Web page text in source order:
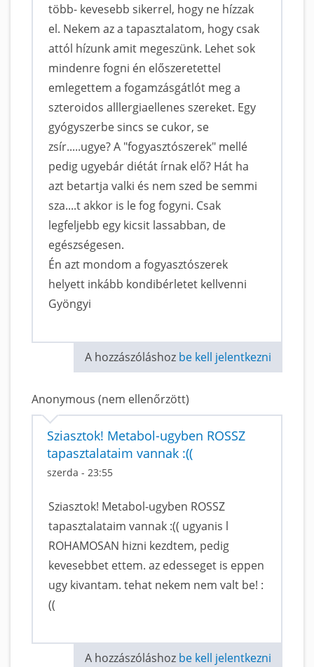
több- kevesebb sikerrel, hogy ne hízzak
el. Nekem az a tapasztalatom, hogy csak
attól hízunk amit megeszünk. Lehet sok
mindenre fogni én előszeretettel
emlegettem a fogamzásgátlót meg a
szteroidos alllergiaellenes szereket. Egy
gyógyszerbe sincs se cukor, se
zsír.....ugye? A "fogyasztószerek" mellé
pedig ugyebár diétát írnak elő? Hát ha
azt betartja valki és nem szed be semmi
sza....t akkor is le fog fogyni. Csak
legfeljebb egy kicsit lassabban, de
egészségesen.
Én azt mondom a fogyasztószerek
helyett inkább kondibérletet kellvenni
Gyöngyi
A hozzászóláshoz be kell jelentkezni
Anonymous (nem ellenőrzött)
Sziasztok! Metabol-ugyben ROSSZ
tapasztalataim vannak :((
szerda - 23:55
Sziasztok! Metabol-ugyben ROSSZ
tapasztalataim vannak :(( ugyanis l
ROHAMOSAN hizni kezdtem, pedig
kevesebbet ettem. az edesseget is eppen
ugy kivantam. tehat nekem nem valt be! :
((
A hozzászóláshoz be kell jelentkezni